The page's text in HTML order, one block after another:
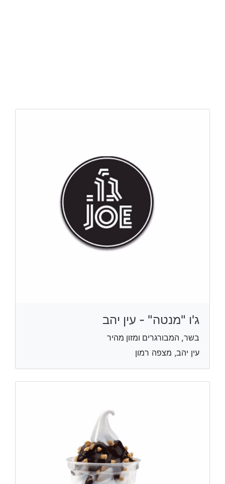
ג'ו "מנטה" - עין יהב
בשר, המבורגרים ומזון מהיר
עין יהב, מצפה רמון